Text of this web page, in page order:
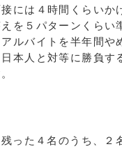
には４時間くらいか
を５パターンくらい
ルバイトを半年間や
本人と対等に勝負す
った４名のうち、２